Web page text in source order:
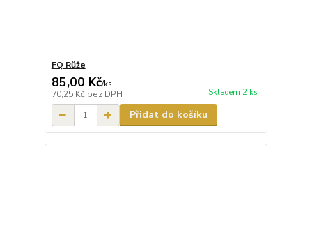
FQ Růže
85,00 Kč/ks
70,25 Kč bez DPH Skladem 2 ks
Přidat do košíku